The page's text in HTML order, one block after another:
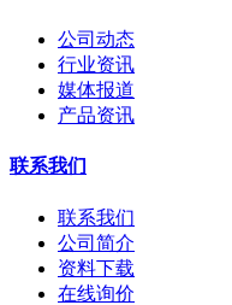
公司动态
行业资讯
媒体报道
产品资讯
联系我们
联系我们
公司简介
资料下载
在线询价